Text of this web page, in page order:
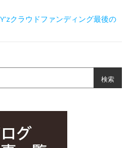
クラウドファンディング最後の
検索